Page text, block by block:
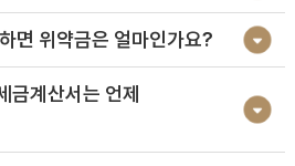
면 위약금은 얼마인가요?
금계산서는 언제